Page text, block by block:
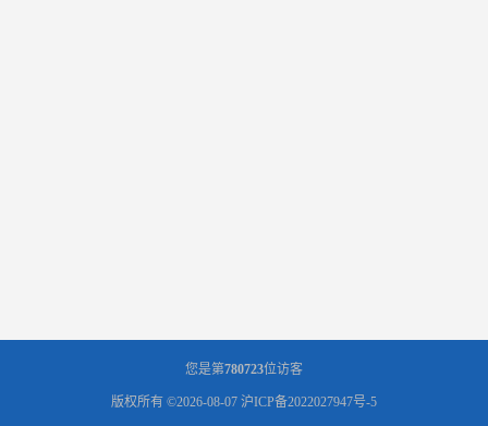
您是第780723位访客
版权所有 ©2026-08-07 沪ICP备2022027947号-5